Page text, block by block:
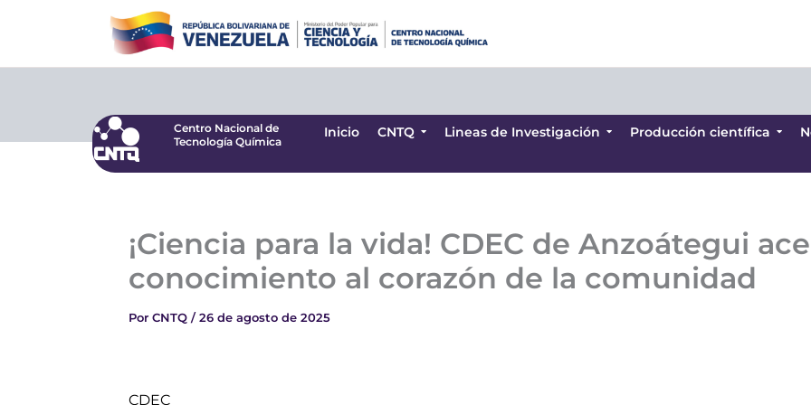
Tecnología Química
CNTQ
Centro Nacional de
Tecnología Química
Inicio CNTQ Lineas de Investigación Producción científica
¡Ciencia para la vida! CDEC de Anzoátegui
conocimiento al corazón de la comunidad
Por CNTQ /26 de agosto de 2025
CDEC